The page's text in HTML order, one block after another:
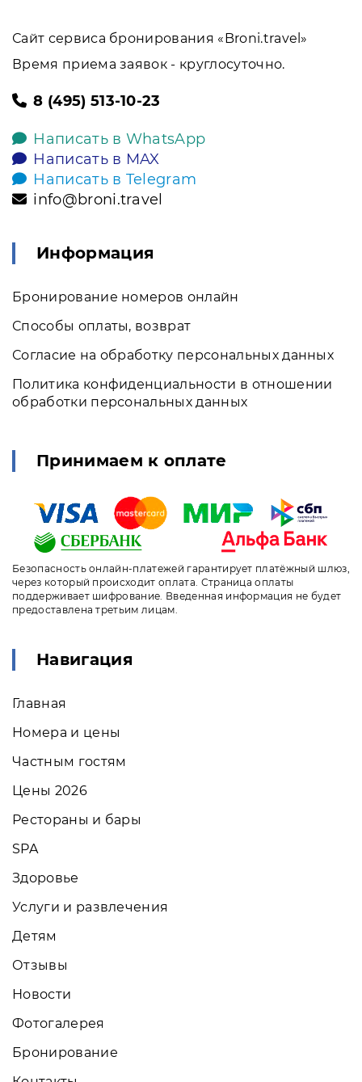
Сайт сервиса бронирования «Broni.travel»
Время приема заявок - круглосуточно.
8 (495) 513-10-23
Написать в WhatsApp
Написать в MAX
Написать в Telegram
info@broni.travel
Информация
Бронирование номеров онлайн
Способы оплаты, возврат
Согласие на обработку персональных данных
Политика конфиденциальности в отношении
обработки персональных данных
Принимаем к оплате
Безопасность онлайн-платежей гарантирует платёжный шлюз,
через который происходит оплата. Страница оплаты
поддерживает шифрование. Введенная информация не будет
предоставлена третьим лицам.
Навигация
Главная
Номера и цены
Частным гостям
Цены 2026
Рестораны и бары
SPA
Здоровье
Услуги и развлечения
Детям
Отзывы
Новости
Фотогалерея
Бронирование